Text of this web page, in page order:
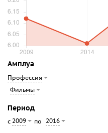
Амплуа
Профессия
Фильмы
Период
с 2009 по 2016